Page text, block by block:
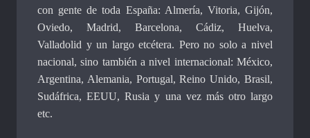
con gente de toda España: Almería, Vitoria, Gijón,
Oviedo, Madrid, Barcelona, Cádiz, Huelva,
Valladolid y un largo etcétera. Pero no solo a nivel
nacional, sino también a nivel internacional: México,
Argentina, Alemania, Portugal, Reino Unido, Brasil,
Sudáfrica, EEUU, Rusia y una vez más otro largo
etc.